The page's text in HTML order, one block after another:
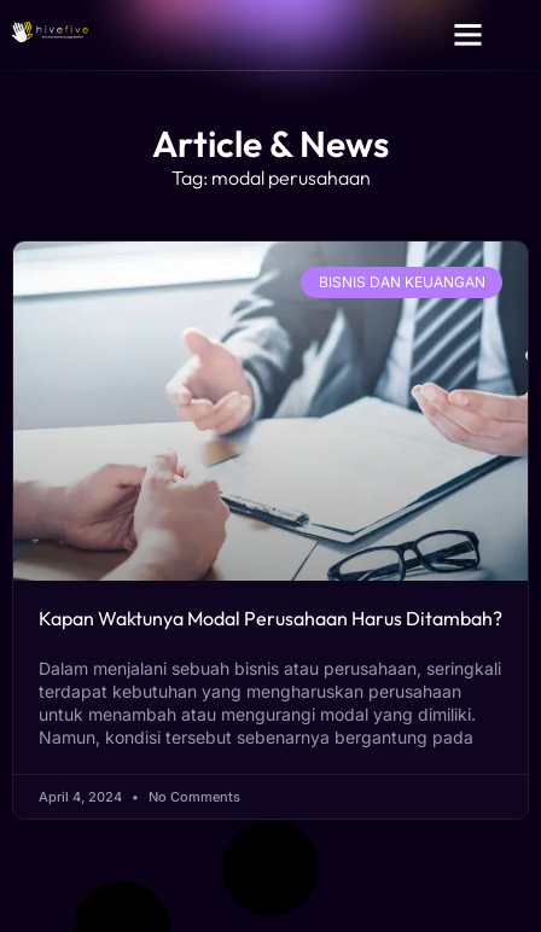
Article & News
Tag: modal perusahaan
BISNIS DAN KEUANGAN
Kapan Waktunya Modal Perusahaan Harus Ditambah?
Dalam menjalani sebuah bisnis atau perusahaan, seringkali
terdapat kebutuhan yang mengharuskan perusahaan
untuk menambah atau mengurangi modal yang dimiliki.
Namun, kondisi tersebut sebenarnya bergantung pada
April 4, 2024 No Comments